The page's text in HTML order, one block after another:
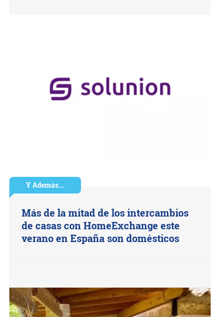
Y Además...
Más de la mitad de los intercambios
de casas con HomeExchange este
verano en España son domésticos